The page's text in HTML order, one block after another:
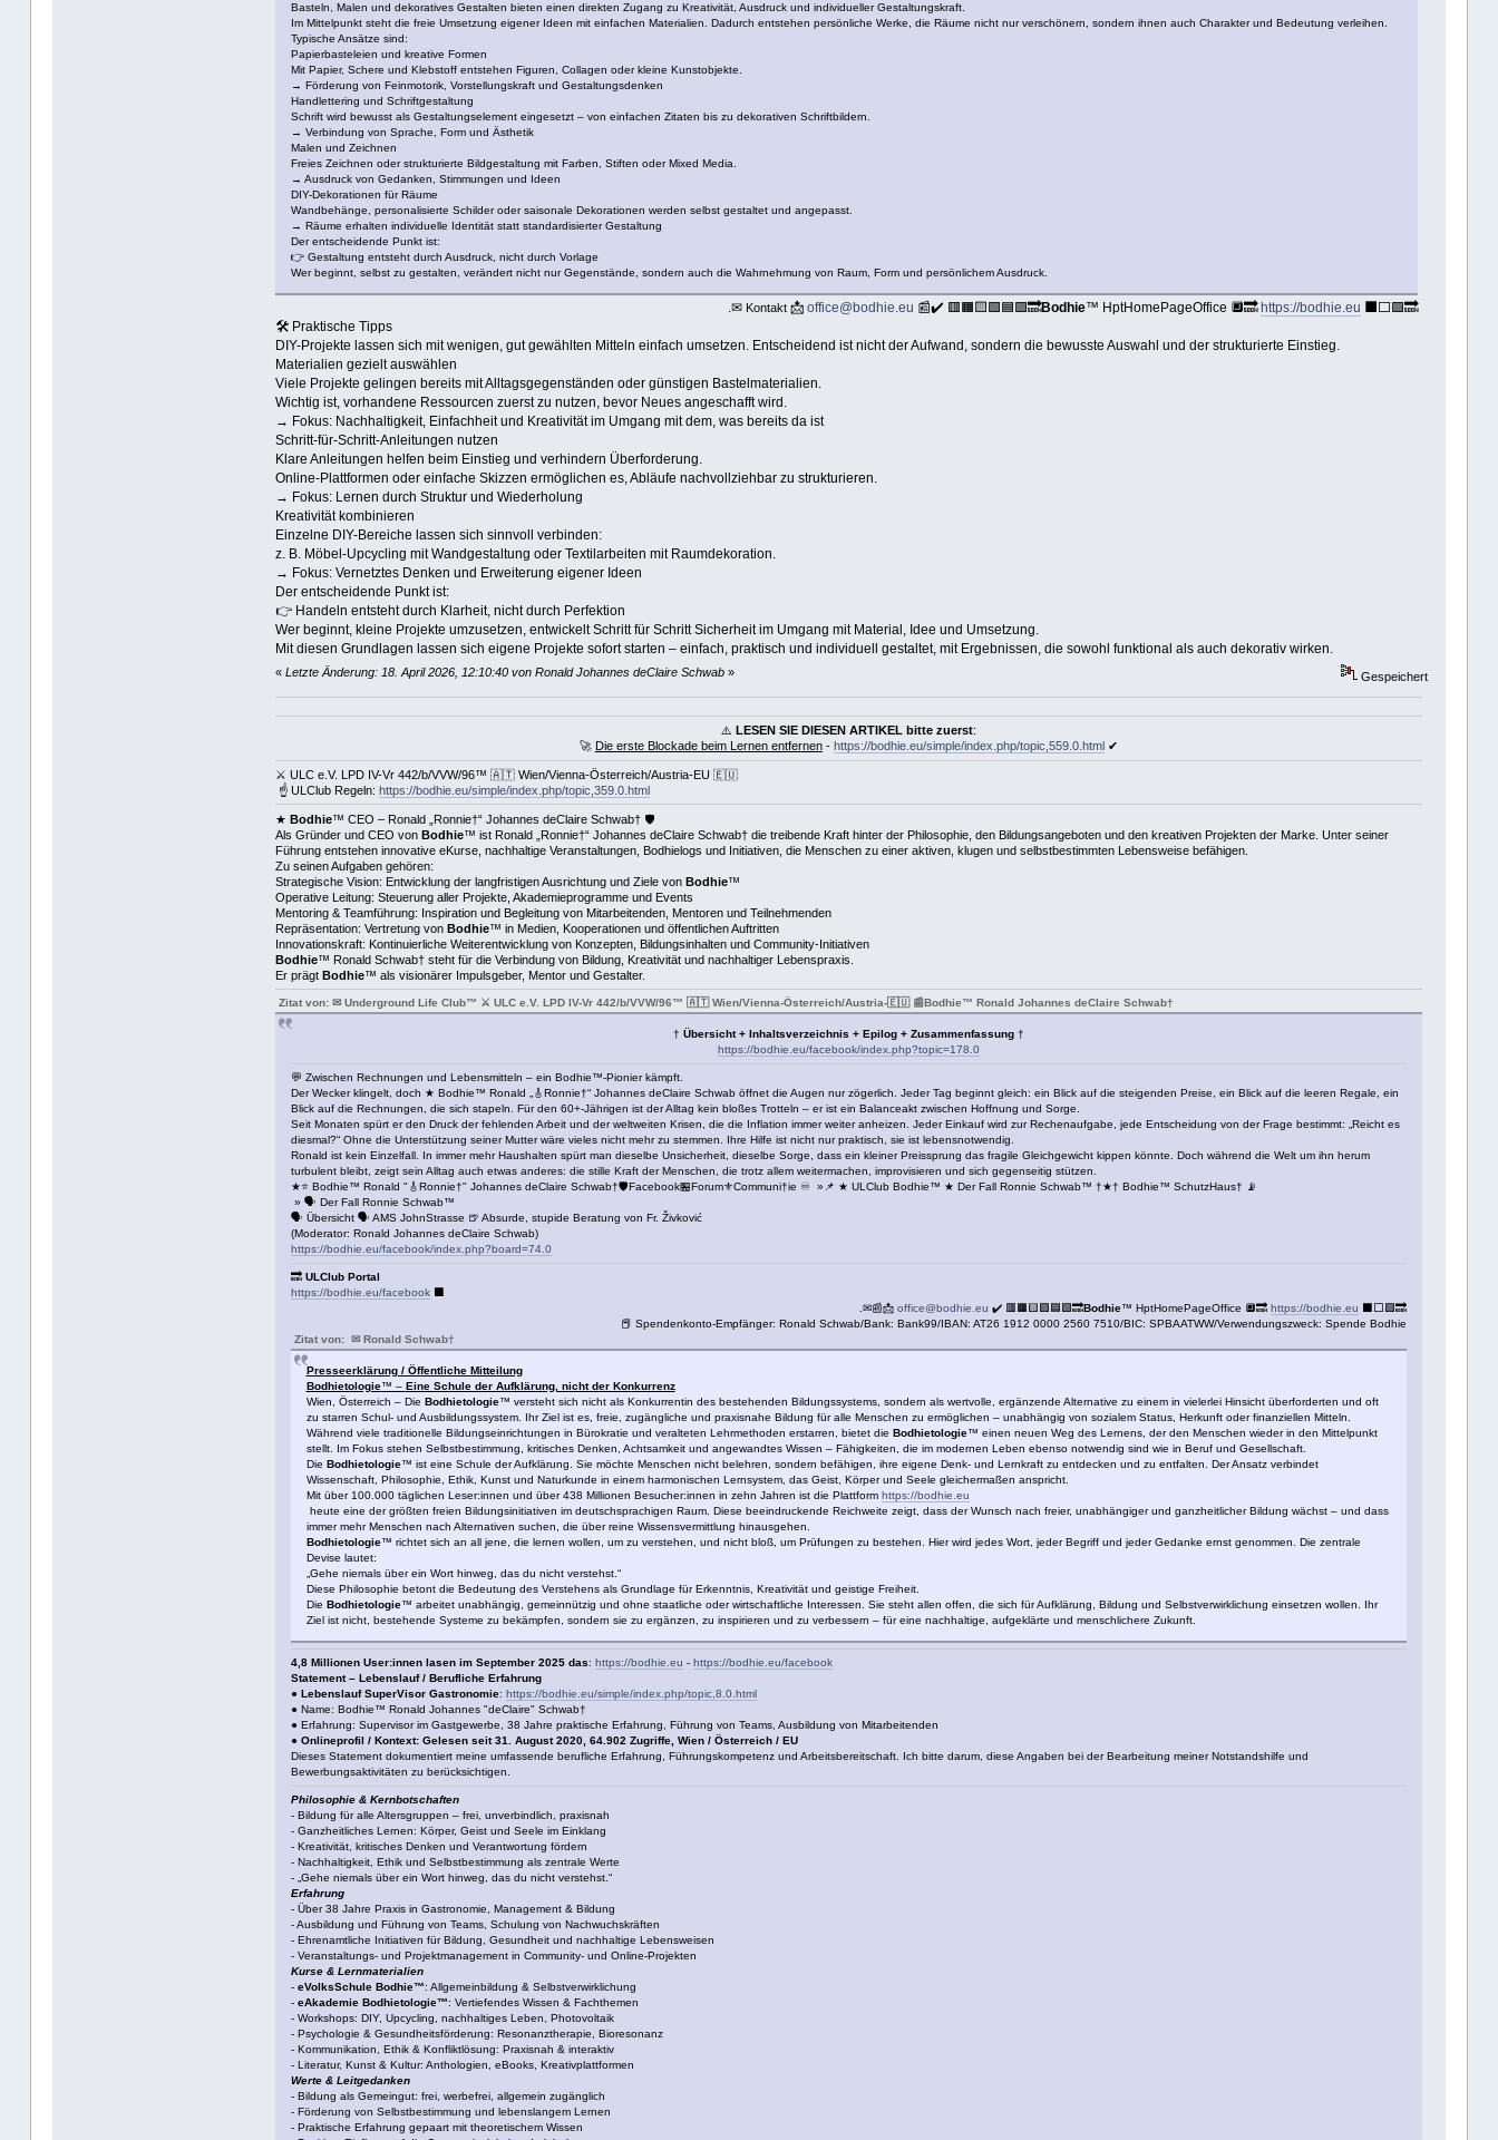
Basteln, Malen und dekoratives Gestalten bieten einen direkten Zugang zu Kreativität, Ausdruck und individueller Gestaltungskraft.
Im Mittelpunkt steht die freie Umsetzung eigener Ideen mit einfachen Materialien. Dadurch entstehen persönliche Werke, die Räume nicht nur verschönern, sondern ihnen auch Charakter und Bedeutung verleihen.
Typische Ansätze sind:
Papierbasteleien und kreative Formen
Mit Papier, Schere und Klebstoff entstehen Figuren, Collagen oder kleine Kunstobjekte.
→ Förderung von Feinmotorik, Vorstellungskraft und Gestaltungsdenken
Handlettering und Schriftgestaltung
Schrift wird bewusst als Gestaltungselement eingesetzt – von einfachen Zitaten bis zu dekorativen Schriftbildern.
→ Verbindung von Sprache, Form und Ästhetik
Malen und Zeichnen
Freies Zeichnen oder strukturierte Bildgestaltung mit Farben, Stiften oder Mixed Media.
→ Ausdruck von Gedanken, Stimmungen und Ideen
DIY-Dekorationen für Räume
Wandbehänge, personalisierte Schilder oder saisonale Dekorationen werden selbst gestaltet und angepasst.
→ Räume erhalten individuelle Identität statt standardisierter Gestaltung
Der entscheidende Punkt ist:
👉 Gestaltung entsteht durch Ausdruck, nicht durch Vorlage
Wer beginnt, selbst zu gestalten, verändert nicht nur Gegenstände, sondern auch die Wahrnehmung von Raum, Form und persönlichem Ausdruck.
.✉ Kontakt 📩office@bodhie.eu 📰✔️ 🟥🟧🟨🟩🟦🟪🔜Bodhie™ HptHomePageOffice 🔲🔜 https://bodhie.eu ⬛️⬜️🟪🔜
🛠️ Praktische Tipps
DIY-Projekte lassen sich mit wenigen, gut gewählten Mitteln einfach umsetzen. Entscheidend ist nicht der Aufwand, sondern die bewusste Auswahl und der strukturierte Einstieg.
Materialien gezielt auswählen
Viele Projekte gelingen bereits mit Alltagsgegenständen oder günstigen Bastelmaterialien.
Wichtig ist, vorhandene Ressourcen zuerst zu nutzen, bevor Neues angeschafft wird.
→ Fokus: Nachhaltigkeit, Einfachheit und Kreativität im Umgang mit dem, was bereits da ist
Schritt-für-Schritt-Anleitungen nutzen
Klare Anleitungen helfen beim Einstieg und verhindern Überforderung.
Online-Plattformen oder einfache Skizzen ermöglichen es, Abläufe nachvollziehbar zu strukturieren.
→ Fokus: Lernen durch Struktur und Wiederholung
Kreativität kombinieren
Einzelne DIY-Bereiche lassen sich sinnvoll verbinden:
z. B. Möbel-Upcycling mit Wandgestaltung oder Textilarbeiten mit Raumdekoration.
→ Fokus: Vernetztes Denken und Erweiterung eigener Ideen
Der entscheidende Punkt ist:
👉 Handeln entsteht durch Klarheit, nicht durch Perfektion
Wer beginnt, kleine Projekte umzusetzen, entwickelt Schritt für Schritt Sicherheit im Umgang mit Material, Idee und Umsetzung.
Mit diesen Grundlagen lassen sich eigene Projekte sofort starten – einfach, praktisch und individuell gestaltet, mit Ergebnissen, die sowohl funktional als auch dekorativ wirken.
« Letzte Änderung: 18. April 2026, 12:10:40 von Ronald Johannes deClaire Schwab» Gespeichert
⚠️ LESEN SIE DIESEN ARTIKEL bitte zuerst:
🚀 Die erste Blockade beim Lernen entfernen- https://bodhie.eu/simple/index.php/topic,559.0.html ✔
⚔ ULC e.V. LPD IV-Vr 442/b/VVW/96™ 🇦🇹 Wien/Vienna-Österreich/Austria-EU 🇪🇺
☝ ULClub Regeln: https://bodhie.eu/simple/index.php/topic,359.0.html
★ Bodhie™ CEO – Ronald „Ronnie†“ Johannes deClaire Schwab† 🛡️
Als Gründer und CEO von Bodhie™ ist Ronald „Ronnie†“ Johannes deClaire Schwab† die treibende Kraft hinter der Philosophie, den Bildungsangeboten und den kreativen Projekten der Marke. Unter seiner
Führung entstehen innovative eKurse, nachhaltige Veranstaltungen, Bodhielogs und Initiativen, die Menschen zu einer aktiven, klugen und selbstbestimmten Lebensweise befähigen.
Zu seinen Aufgaben gehören:
Strategische Vision: Entwicklung der langfristigen Ausrichtung und Ziele von Bodhie™
Operative Leitung: Steuerung aller Projekte, Akademieprogramme und Events
Mentoring & Teamführung: Inspiration und Begleitung von Mitarbeitenden, Mentoren und Teilnehmenden
Repräsentation: Vertretung von Bodhie™ in Medien, Kooperationen und öffentlichen Auftritten
Innovationskraft: Kontinuierliche Weiterentwicklung von Konzepten, Bildungsinhalten und Community-Initiativen
Bodhie™ Ronald Schwab† steht für die Verbindung von Bildung, Kreativität und nachhaltiger Lebenspraxis.
Er prägt Bodhie™ als visionärer Impulsgeber, Mentor und Gestalter.
Zitat von: ✉ Underground Life Club™ ⚔ ULC e.V. LPD IV-Vr 442/b/VVW/96™ 🇦🇹 Wien/Vienna-Österreich/Austria-🇪🇺 📰Bodhie™ Ronald Johannes deClaire Schwab†
† Übersicht + Inhaltsverzeichnis + Epilog + Zusammenfassung†
https://bodhie.eu/facebook/index.php?topic=178.0
💬 Zwischen Rechnungen und Lebensmitteln – ein Bodhie™-Pionier kämpft.
Der Wecker klingelt, doch ★ Bodhie™ Ronald „🎸Ronnie†“ Johannes deClaire Schwab öffnet die Augen nur zögerlich. Jeder Tag beginnt gleich: ein Blick auf die steigenden Preise, ein Blick auf die leeren Regale, ein
Blick auf die Rechnungen, die sich stapeln. Für den 60+-Jährigen ist der Alltag kein bloßes Trotteln – er ist ein Balanceakt zwischen Hoffnung und Sorge.
Seit Monaten spürt er den Druck der fehlenden Arbeit und der weltweiten Krisen, die die Inflation immer weiter anheizen. Jeder Einkauf wird zur Rechenaufgabe, jede Entscheidung von der Frage bestimmt: „Reicht es
diesmal?“ Ohne die Unterstützung seiner Mutter wäre vieles nicht mehr zu stemmen. Ihre Hilfe ist nicht nur praktisch, sie ist lebensnotwendig.
Ronald ist kein Einzelfall. In immer mehr Haushalten spürt man dieselbe Unsicherheit, dieselbe Sorge, dass ein kleiner Preissprung das fragile Gleichgewicht kippen könnte. Doch während die Welt um ihn herum
turbulent bleibt, zeigt sein Alltag auch etwas anderes: die stille Kraft der Menschen, die trotz allem weitermachen, improvisieren und sich gegenseitig stützen.
★⭐️ Bodhie™ Ronald "🎸Ronnie†" Johannes deClaire Schwab†🛡️Facebook🏪Forum⚜️Communi†ie ♾️ »📌 ★ ULClub Bodhie™ ★ Der Fall Ronnie Schwab™ †★† Bodhie™ SchutzHaus† 📡
» 🗣 Der Fall Ronnie Schwab™
🗣 Übersicht 🗣 AMS JohnStrasse 🍺 Absurde, stupide Beratung von Fr. Živković
(Moderator: Ronald Johannes deClaire Schwab)
https://bodhie.eu/facebook/index.php?board=74.0
🔜 ULClub Portal
https://bodhie.eu/facebook⬛️
.✉📰📩office@bodhie.eu ✔️ 🟥🟧🟨🟩🟦🟪🔜Bodhie™ HptHomePageOffice 🔲🔜https://bodhie.eu ⬛️⬜️🟪🔜
📕 Spendenkonto-Empfänger: Ronald Schwab/Bank: Bank99/IBAN: AT26 1912 0000 2560 7510/BIC: SPBAATWW/Verwendungszweck: Spende Bodhie
Zitat von: ✉ Ronald Schwab†
Presseerklärung / Öffentliche Mitteilung
Bodhietologie™ – Eine Schule der Aufklärung, nicht der Konkurrenz
Wien, Österreich – Die Bodhietologie™ versteht sich nicht als Konkurrentin des bestehenden Bildungssystems, sondern als wertvolle, ergänzende Alternative zu einem in vielerlei Hinsicht überforderten und oft
zu starren Schul- und Ausbildungssystem. Ihr Ziel ist es, freie, zugängliche und praxisnahe Bildung für alle Menschen zu ermöglichen – unabhängig von sozialem Status, Herkunft oder finanziellen Mitteln.
Während viele traditionelle Bildungseinrichtungen in Bürokratie und veralteten Lehrmethoden erstarren, bietet die Bodhietologie™ einen neuen Weg des Lernens, der den Menschen wieder in den Mittelpunkt
stellt. Im Fokus stehen Selbstbestimmung, kritisches Denken, Achtsamkeit und angewandtes Wissen – Fähigkeiten, die im modernen Leben ebenso notwendig sind wie in Beruf und Gesellschaft.
Die Bodhietologie™ ist eine Schule der Aufklärung. Sie möchte Menschen nicht belehren, sondern befähigen, ihre eigene Denk- und Lernkraft zu entdecken und zu entfalten. Der Ansatz verbindet
Wissenschaft, Philosophie, Ethik, Kunst und Naturkunde in einem harmonischen Lernsystem, das Geist, Körper und Seele gleichermaßen anspricht.
Mit über 100.000 täglichen Leser:innen und über 438 Millionen Besucher:innen in zehn Jahren ist die Plattform https://bodhie.eu
heute eine der größten freien Bildungsinitiativen im deutschsprachigen Raum. Diese beeindruckende Reichweite zeigt, dass der Wunsch nach freier, unabhängiger und ganzheitlicher Bildung wächst – und dass
immer mehr Menschen nach Alternativen suchen, die über reine Wissensvermittlung hinausgehen.
Bodhietologie™ richtet sich an all jene, die lernen wollen, um zu verstehen, und nicht bloß, um Prüfungen zu bestehen. Hier wird jedes Wort, jeder Begriff und jeder Gedanke ernst genommen. Die zentrale
Devise lautet:
„Gehe niemals über ein Wort hinweg, das du nicht verstehst.“
Diese Philosophie betont die Bedeutung des Verstehens als Grundlage für Erkenntnis, Kreativität und geistige Freiheit.
Die Bodhietologie™ arbeitet unabhängig, gemeinnützig und ohne staatliche oder wirtschaftliche Interessen. Sie steht allen offen, die sich für Aufklärung, Bildung und Selbstverwirklichung einsetzen wollen. Ihr
Ziel ist nicht, bestehende Systeme zu bekämpfen, sondern sie zu ergänzen, zu inspirieren und zu verbessern – für eine nachhaltige, aufgeklärte und menschlichere Zukunft.
4,8 Millionen User:innen lasen im September 2025 das: https://bodhie.eu - https://bodhie.eu/facebook
Statement – Lebenslauf / Berufliche Erfahrung
● Lebenslauf SuperVisor Gastronomie: https://bodhie.eu/simple/index.php/topic,8.0.html
● Name: Bodhie™ Ronald Johannes "deClaire" Schwab†
● Erfahrung: Supervisor im Gastgewerbe, 38 Jahre praktische Erfahrung, Führung von Teams, Ausbildung von Mitarbeitenden
● Onlineprofil / Kontext: Gelesen seit 31. August 2020, 64.902 Zugriffe, Wien / Österreich / EU
Dieses Statement dokumentiert meine umfassende berufliche Erfahrung, Führungskompetenz und Arbeitsbereitschaft. Ich bitte darum, diese Angaben bei der Bearbeitung meiner Notstandshilfe und
Bewerbungsaktivitäten zu berücksichtigen.
Philosophie & Kernbotschaften
- Bildung für alle Altersgruppen – frei, unverbindlich, praxisnah
- Ganzheitliches Lernen: Körper, Geist und Seele im Einklang
- Kreativität, kritisches Denken und Verantwortung fördern
- Nachhaltigkeit, Ethik und Selbstbestimmung als zentrale Werte
- „Gehe niemals über ein Wort hinweg, das du nicht verstehst.“
Erfahrung
- Über 38 Jahre Praxis in Gastronomie, Management & Bildung
- Ausbildung und Führung von Teams, Schulung von Nachwuchskräften
- Ehrenamtliche Initiativen für Bildung, Gesundheit und nachhaltige Lebensweisen
- Veranstaltungs- und Projektmanagement in Community- und Online-Projekten
Kurse & Lernmaterialien
- eVolksSchule Bodhie™: Allgemeinbildung & Selbstverwirklichung
- eAkademie Bodhietologie™: Vertiefendes Wissen & Fachthemen
- Workshops: DIY, Upcycling, nachhaltiges Leben, Photovoltaik
- Psychologie & Gesundheitsförderung: Resonanztherapie, Bioresonanz
- Kommunikation, Ethik & Konfliktlösung: Praxisnah & interaktiv
- Literatur, Kunst & Kultur: Anthologien, eBooks, Kreativplattformen
Werte & Leitgedanken
- Bildung als Gemeingut: frei, werbefrei, allgemein zugänglich
- Förderung von Selbstbestimmung und lebenslangem Lernen
- Praktische Erfahrung gepaart mit theoretischem Wissen